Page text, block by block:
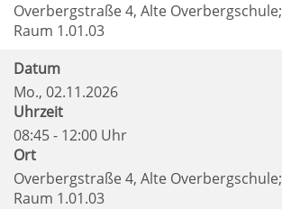
Overbergstraße 4, Alte Overbergschule;
Raum 1.01.03
Datum
Mo., 02.11.2026
Uhrzeit
08:45 - 12:00 Uhr
Ort
Overbergstraße 4, Alte Overbergschule;
Raum 1.01.03